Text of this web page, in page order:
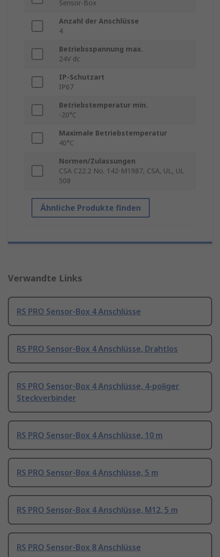
Sensor-Box
Anzahl der Anschlüsse
4
Betriebsspannung max.
24V dc
IP-Schutzart
IP67
Betriebstemperatur min.
-20°C
Maximale Betriebstemperatur
40°C
Normen/Zulassungen
CSA C22.2 No. 142-M1987, CSA, UL, UL
508
Ähnliche Produkte finden
Verwandte Links
RS PRO Sensor-Box 4 Anschlüsse
RS PRO Sensor-Box 4 Anschlüsse, Drahtlos
RS PRO Sensor-Box 4 Anschlüsse, 4-poliger
Steckverbinder
RS PRO Sensor-Box 4 Anschlüsse, 10 m
RS PRO Sensor-Box 4 Anschlüsse, 5 m
RS PRO Sensor-Box 4 Anschlüsse, M12, 5 m
RS PRO Sensor-Box 8 Anschlüsse